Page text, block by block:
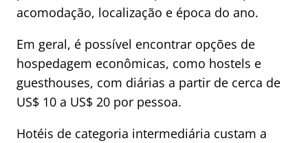
acomodação, localização e época do ano.
Em geral, é possível encontrar opções de
hospedagem econômicas, como hostels e
guesthouses, com diárias a partir de cerca de
US$ 10 a US$ 20 por pessoa.
Hotéis de categoria intermediária custam a